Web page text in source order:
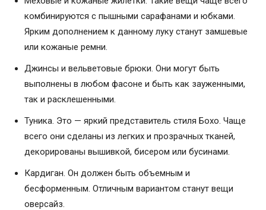
комбинируются с пышными сарафанами и юбками.
Ярким дополнением к данному луку станут замшевые
или кожаные ремни.
Джинсы и вельветовые брюки. Они могут быть
выполнены в любом фасоне и быть как зауженными,
так и расклешенными.
Туника. Это — яркий представитель стиля Бохо. Чаще
всего они сделаны из легких и прозрачных тканей,
декорированы вышивкой, бисером или бусинами.
Кардиган. Он должен быть объемным и
бесформенным. Отличным вариантом станут вещи
оверсайз.